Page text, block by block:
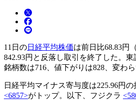
11日の日経平均株価は前日比68.83円
842.93円と反落し取引を終了した。
銘柄数は716、値下がりは828、変わら
日経平均マイナス寄与度は225.96円
<6857>がトップ。以下、フジクラ